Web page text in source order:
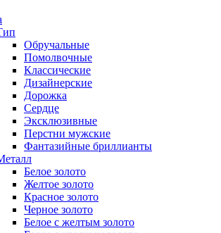
Обручальные
Помолвочные
Классические
Дизайнерские
Дорожка
Сердце
Эксклюзивные
Перстни мужские
Фантазийные бриллианты
Белое золото
Желтое золото
Красное золото
Черное золото
Белое с желтым золото